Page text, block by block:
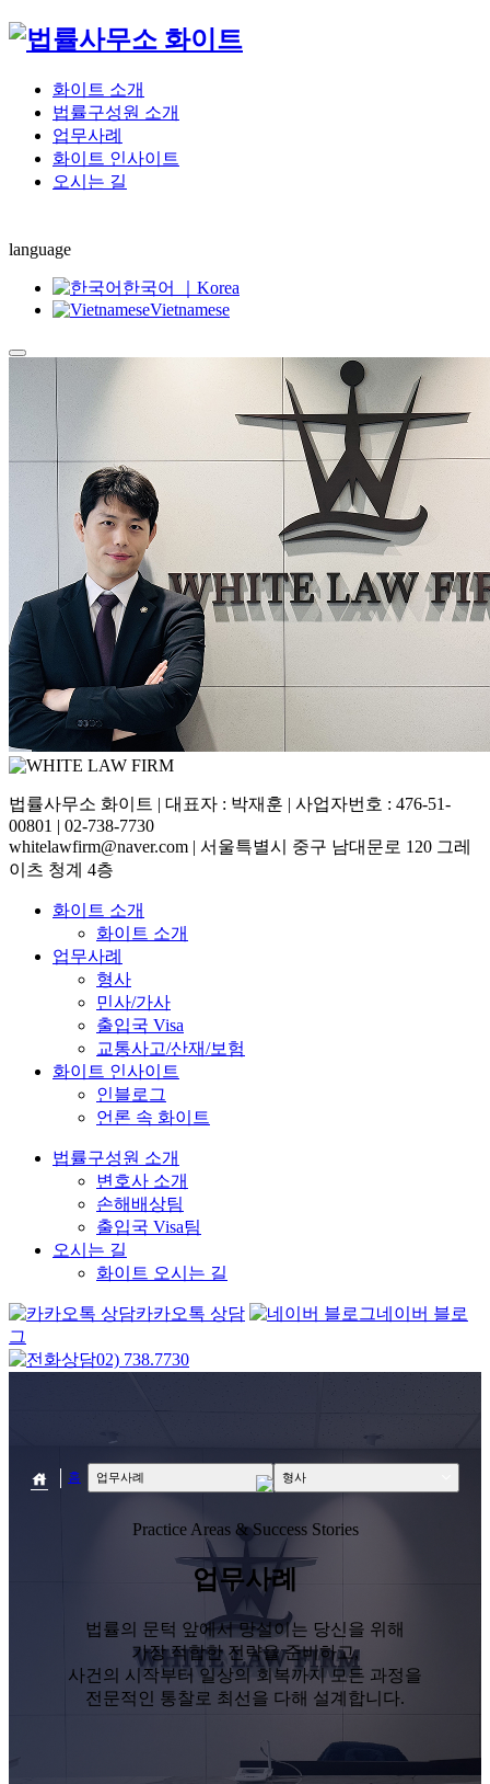
화이트 소개
법률구성원 소개
업무사례
화이트 인사이트
오시는 길
language
한국어 ｜Korea
Vietnamese
법률사무소 화이트 | 대표자 : 박재훈 | 사업자번호 : 476-51-
00801 | 02-738-7730
whitelawfirm@naver.com | 서울특별시 중구 남대문로 120 그레
이츠 청계 4층
화이트 소개
화이트 소개
업무사례
형사
민사/가사
출입국 Visa
교통사고/산재/보험
화이트 인사이트
인블로그
언론 속 화이트
법률구성원 소개
변호사 소개
손해배상팀
출입국 Visa팀
오시는 길
화이트 오시는 길
카카오톡 상담
네이버 블로
그
02) 738.7730
house 홈 업무사례 형사
Practice Areas & Success Stories
업무사례
법률의 문턱 앞에서 망설이는 당신을 위해
가장 적합한 전략을 준비하고,
사건의 시작부터 일상의 회복까지 모든 과정을
전문적인 통찰로 최선을 다해 설계합니다.